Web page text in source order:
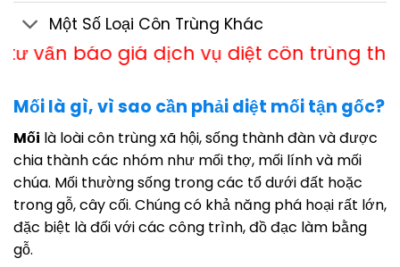
Một Số Loại Côn Trùng Khác
dịch vụ diệt côn trùng theo Hotline
Mối là gì, vì sao cần phải diệt mối tận gốc?
Mối là loài côn trùng xã hội, sống thành đàn và được
chia thành các nhóm như mối thợ, mối lính và mối
chúa. Mối thường sống trong các tổ dưới đất hoặc
trong gỗ, cây cối. Chúng có khả năng phá hoại rất lớn,
đặc biệt là đối với các công trình, đồ đạc làm bằng
gỗ.